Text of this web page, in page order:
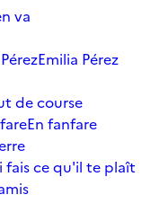
va
Emilia Pérez
de course
En fanfare
fais ce qu'il te plaît